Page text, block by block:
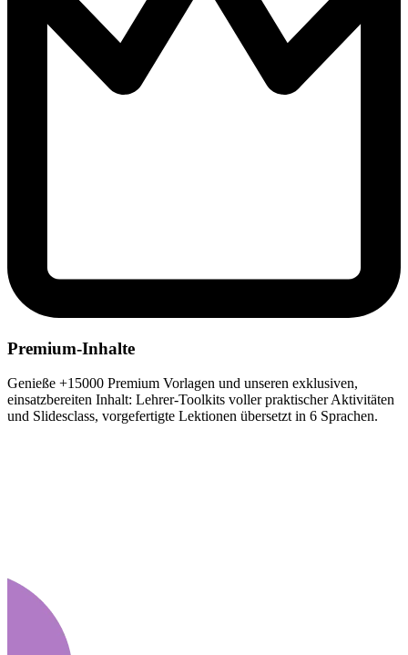
Premium-Inhalte
Genieße +15000 Premium Vorlagen und unseren exklusiven,
einsatzbereiten Inhalt: Lehrer-Toolkits voller praktischer Aktivitäten
und Slidesclass, vorgefertigte Lektionen übersetzt in 6 Sprachen.